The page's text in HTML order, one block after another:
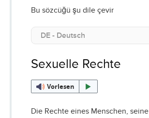
Bu sözcüğü şu dile çevir
Sexuelle Rechte
Vorlesen
Die Rechte eines Menschen, seine